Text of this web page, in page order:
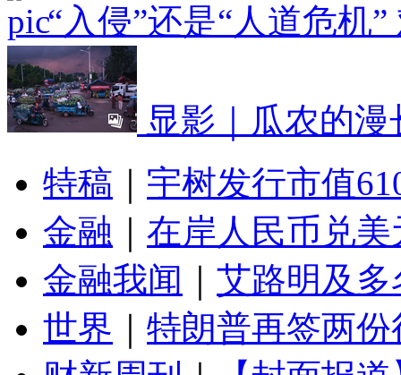
“入侵”还是“人道危机
显影｜瓜农的漫
特稿
宇树发行市值
金融
在岸人民币兑
金融我闻
艾路明及
世界
特朗普再签两